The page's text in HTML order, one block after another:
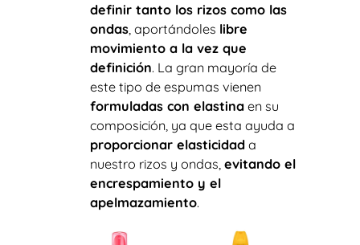
definir tanto los rizos como las
ondas, aportándoles libre
movimiento a la vez que
definición. La gran mayoría de
este tipo de espumas vienen
formuladas con elastina en su
composición, ya que esta ayuda a
proporcionar elasticidad a
nuestro rizos y ondas, evitando el
encrespamiento y el
apelmazamiento.